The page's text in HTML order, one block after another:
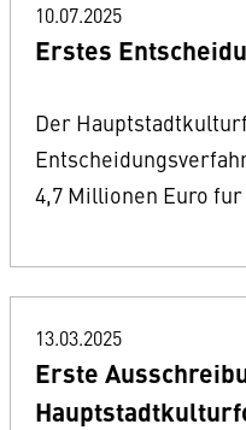
10.07.2025
Erstes
Der
4,7 Millionen Euro
13.03.2025
Erste